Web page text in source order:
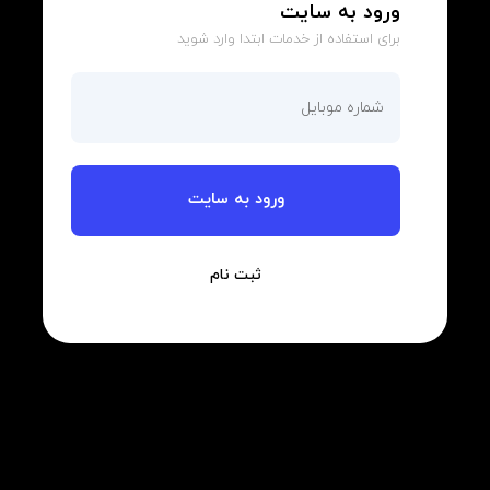
ورود به سایت
برای استفاده از خدمات ابتدا وارد شوید
ورود به سایت
ثبت نام